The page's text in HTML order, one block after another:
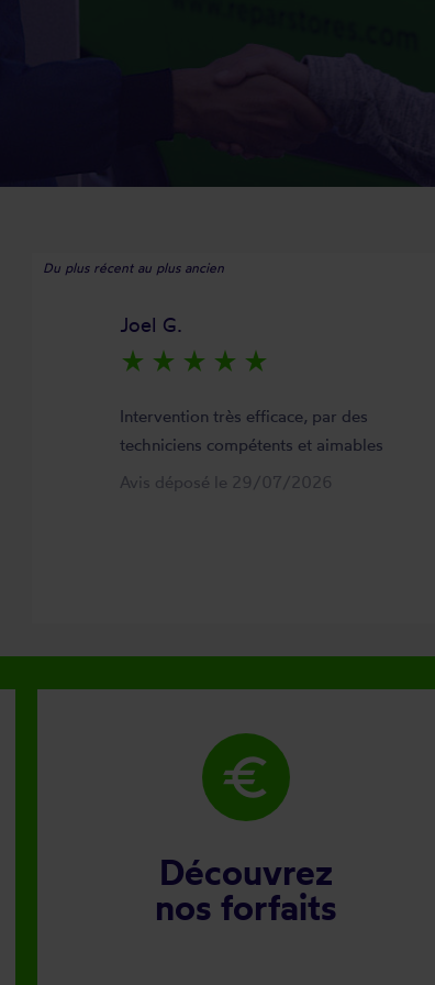
Du plus récent au plus ancien
Joel G.
star_rate star_rate star_rate star_rate star_rate
Intervention très efficace, par des
techniciens compétents et aimables
Avis déposé le 29/07/2026
euro
Découvrez
nos forfaits